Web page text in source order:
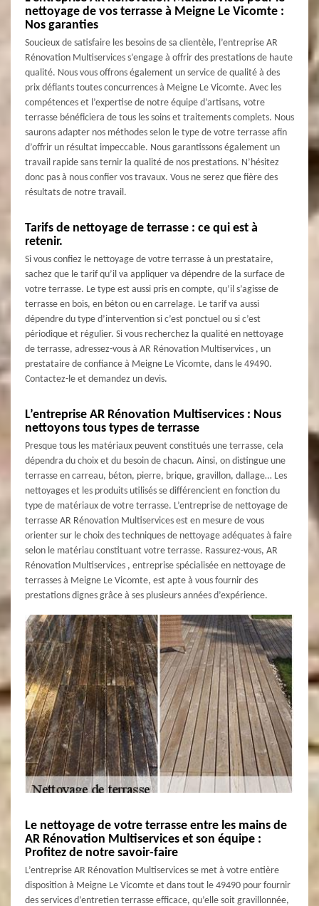
nettoyage de vos terrasse à Meigne Le Vicomte :
Nos garanties
Soucieux de satisfaire les besoins de sa clientèle, l’entreprise AR
Rénovation Multiservices s’engage à offrir des prestations de haute
qualité. Nous vous offrons également un service de qualité à des
prix défiants toutes concurrences à Meigne Le Vicomte. Avec les
compétences et l’expertise de notre équipe d’artisans, votre
terrasse bénéficiera de tous les soins et traitements complets. Nous
saurons adapter nos méthodes selon le type de votre terrasse afin
d’offrir un résultat impeccable. Nous garantissons également un
travail rapide sans ternir la qualité de nos prestations. N’hésitez
donc pas à nous confier vos travaux. Vous ne serez que fière des
résultats de notre travail.
Tarifs de nettoyage de terrasse : ce qui est à
retenir.
Si vous confiez le nettoyage de votre terrasse à un prestataire,
sachez que le tarif qu’il va appliquer va dépendre de la surface de
votre terrasse. Le type est aussi pris en compte, qu’il s’agisse de
terrasse en bois, en béton ou en carrelage. Le tarif va aussi
dépendre du type d’intervention si c’est ponctuel ou si c’est
périodique et régulier. Si vous recherchez la qualité en nettoyage
de terrasse, adressez-vous à AR Rénovation Multiservices , un
prestataire de confiance à Meigne Le Vicomte, dans le 49490.
Contactez-le et demandez un devis.
L’entreprise AR Rénovation Multiservices : Nous
nettoyons tous types de terrasse
Presque tous les matériaux peuvent constitués une terrasse, cela
dépendra du choix et du besoin de chacun. Ainsi, on distingue une
terrasse en carreau, béton, pierre, brique, gravillon, dallage… Les
nettoyages et les produits utilisés se différencient en fonction du
type de matériaux de votre terrasse. L’entreprise de nettoyage de
terrasse AR Rénovation Multiservices est en mesure de vous
orienter sur le choix des techniques de nettoyage adéquates à faire
selon le matériau constituant votre terrasse. Rassurez-vous, AR
Rénovation Multiservices , entreprise spécialisée en nettoyage de
terrasses à Meigne Le Vicomte, est apte à vous fournir des
prestations dignes grâce à ses plusieurs années d’expérience.
Le nettoyage de votre terrasse entre les mains de
AR Rénovation Multiservices et son équipe :
Profitez de notre savoir-faire
L’entreprise AR Rénovation Multiservices se met à votre entière
disposition à Meigne Le Vicomte et dans tout le 49490 pour fournir
des services d’entretien terrasse efficace, qu’elle soit gravillonnée,